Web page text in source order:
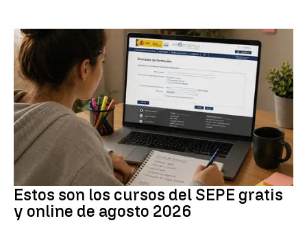
Estos son los cursos del SEPE gratis
y online de agosto 2026